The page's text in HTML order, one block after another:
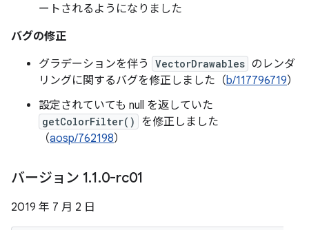
ートされるようになりました
バグの修正
グラデーションを伴う
VectorDrawables のレンダ
リングに関するバグを修正しました（b/117796719）
設定されていても null を返していた
getColorFilter()
を修正しました
（aosp/762198）
バージョン 1.1.0-rc01
2019 年 7 月 2 日